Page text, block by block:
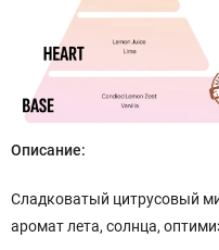
Описание:
Сладковатый цитрусовый
аромат лета, солнца,